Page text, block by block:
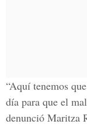
“Aquí tenemos
día para que el
denunció Maritza